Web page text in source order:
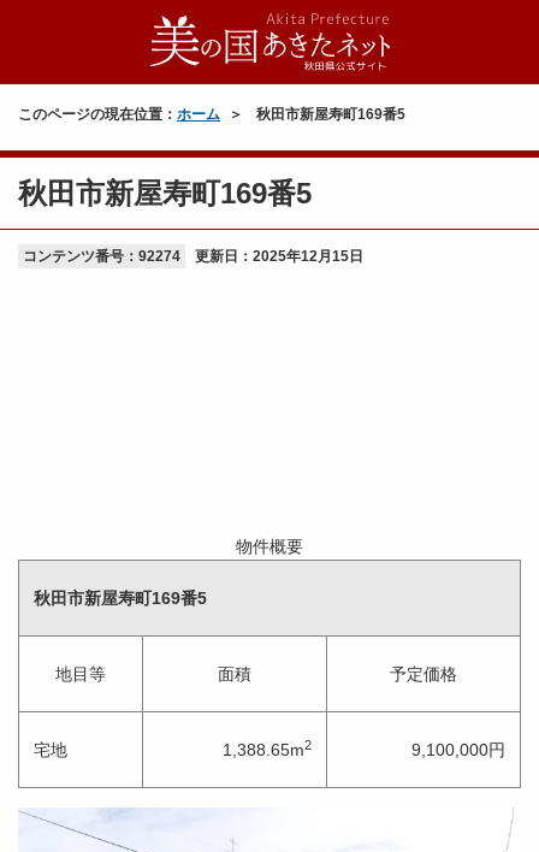
このページの現在位置： ホーム 秋田市新屋寿町169番5
秋田市新屋寿町169番5
コンテンツ番号：92274 更新日： 2025年12月15日
物件概要
秋田市新屋寿町169番5
地目等 面積 予定価格
宅地 1,388.65m2 9,100,000円